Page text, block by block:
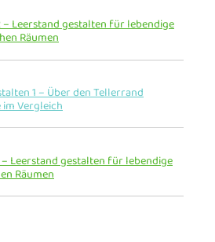
Leerstand gestalten für lebendige
Räumen
1 – Über den Tellerrand
Vergleich
Leerstand gestalten für lebendige
Räumen